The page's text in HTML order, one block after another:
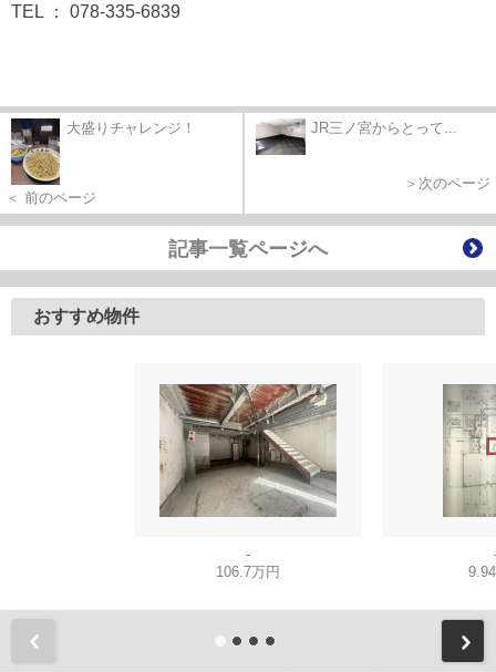
TEL ： 078-335-6839
大盛りチャレンジ！
＜ 前のページ
JR三ノ宮からとって...
＞次のページ
記事一覧ページへ
おすすめ物件
-
106.7万円